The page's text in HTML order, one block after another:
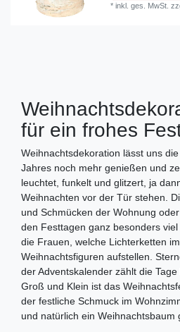
*inkl. ges. MwSt.
für ein frohes
Weihnachtsdekoration lässt uns
Jahres noch mehr genießen und
leuchtet, funkelt und glitzert, ja
Weihnachten vor der Tür stehen.
und Schmücken der Wohnung
den Festtagen ganz besonders
die Frauen, welche Lichterketten
Weihnachtsfiguren aufstellen.
der Adventskalender zählt die
Groß und Klein ist das
der festliche Schmuck im
und natürlich ein Weihnachtsbaum